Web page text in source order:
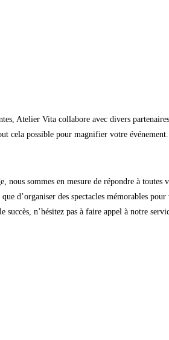
Atelier Vita collabore avec divers
cela possible pour magnifier votre événement.
nous sommes en mesure de répondre à
d’organiser des spectacles mémorables
n’hésitez pas à faire appel à notre